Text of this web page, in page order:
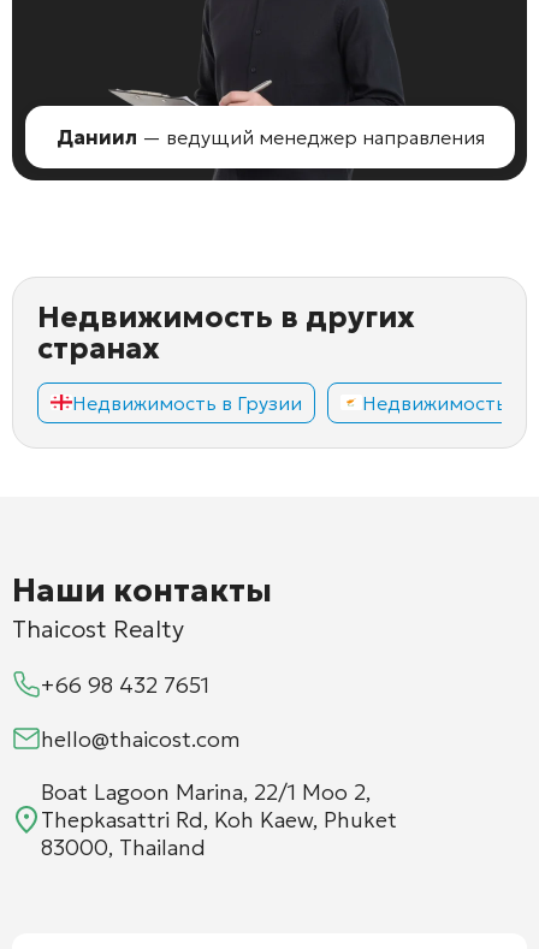
Даниил — ведущий менеджер направления
Недвижимость в других
странах
Недвижимость в Грузии Недвижимость
Наши контакты
Thaicost Realty
+66 98 432 7651
hello@thaicost.com
Boat Lagoon Marina, 22/1 Moo 2,
Thepkasattri Rd, Koh Kaew, Phuket
83000, Thailand